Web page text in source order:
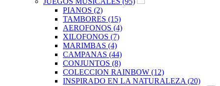
PIANOS (2)
TAMBORES (15)
AEROFONOS (4)
XILOFONOS (7)
MARIMBAS (4)
CAMPANAS (44)
CONJUNTOS (8)
COLECCION RAINBOW (12)
INSPIRADO EN LA NATURALEZA (20)